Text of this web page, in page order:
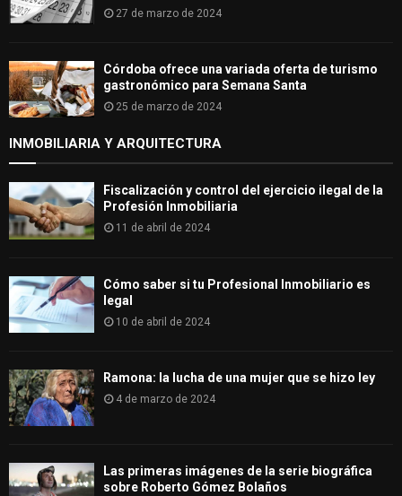
27 de marzo de 2024
Córdoba ofrece una variada oferta de turismo
gastronómico para Semana Santa
25 de marzo de 2024
INMOBILIARIA Y ARQUITECTURA
Fiscalización y control del ejercicio ilegal de la
Profesión Inmobiliaria
11 de abril de 2024
Cómo saber si tu Profesional Inmobiliario es
legal
10 de abril de 2024
Ramona: la lucha de una mujer que se hizo ley
4 de marzo de 2024
Las primeras imágenes de la serie biográfica
sobre Roberto Gómez Bolaños